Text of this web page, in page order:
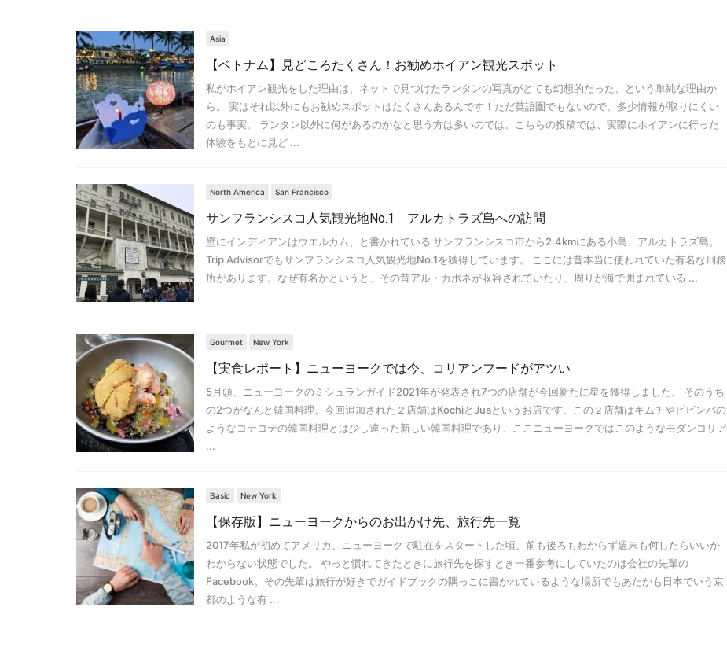
Asia
【ベトナム】見どころたくさん！お勧めホイアン観光スポット
私がホイアン観光をした理由は、ネットで見つけたランタンの写真がとても幻想的だった、という単純な理由か
ら。 実はそれ以外にもお勧めスポットはたくさんあるんです！ただ英語圏でもないので、多少情報が取りにくい
のも事実。 ランタン以外に何があるのかなと思う方は多いのでは。こちらの投稿では、実際にホイアンに行った
体験をもとに見ど ...
North America San Francisco
サンフランシスコ人気観光地No.1 アルカトラズ島への訪問
壁にインディアンはウエルカム、と書かれている サンフランシスコ市から2.4kmにある小島、アルカトラズ島。
Trip Advisorでもサンフランシスコ人気観光地No.1を獲得しています。 ここには昔本当に使われていた有名な刑務
所があります。なぜ有名かというと、その昔アル・カポネが収容されていたり、周りが海で囲まれている ...
Gourmet New York
【実食レポート】ニューヨークでは今、コリアンフードがアツい
5月頭、ニューヨークのミシュランガイド2021年が発表され7つの店舗が今回新たに星を獲得しました。 そのうち
の2つがなんと韓国料理。今回追加された２店舗はKochiとJuaというお店です。この２店舗はキムチやビビンバの
ようなコテコテの韓国料理とは少し違った新しい韓国料理であり、ここニューヨークではこのようなモダンコリア
...
Basic New York
【保存版】ニューヨークからのお出かけ先、旅行先一覧
2017年私が初めてアメリカ、ニューヨークで駐在をスタートした頃、前も後ろもわからず週末も何したらいいか
わからない状態でした。 やっと慣れてきたときに旅行先を探すとき一番参考にしていたのは会社の先輩の
Facebook。その先輩は旅行が好きでガイドブックの隅っこに書かれているような場所でもあたかも日本でいう京
都のような有 ...